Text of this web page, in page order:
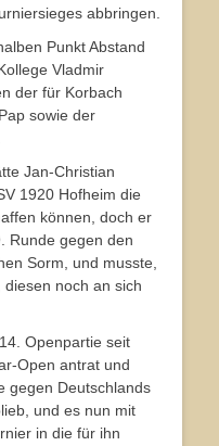
abbringen.
Punkt Abstand
Vladmir
der für Korbach
sowie der
Jan-Christian
1920 Hofheim die
können, doch er
Runde gegen den
Sorm, und musste,
noch an sich
Openpartie seit
Open antrat und
gegen Deutschlands
und es nun mit
in die für ihn